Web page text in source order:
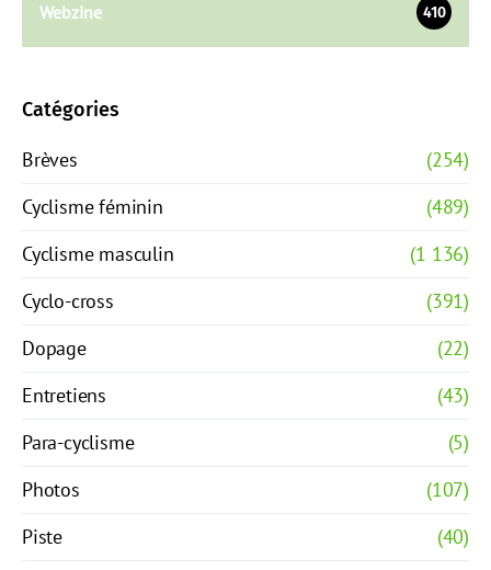
Webzine 410
Catégories
Brèves
(254)
Cyclisme féminin
(489)
Cyclisme masculin
(1 136)
Cyclo-cross
(391)
Dopage
(22)
Entretiens
(43)
Para-cyclisme
(5)
Photos
(107)
Piste
(40)